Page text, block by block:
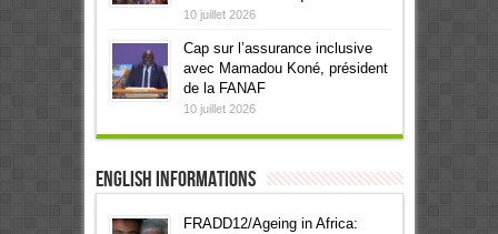
10 juillet 2026
Cap sur l’assurance inclusive
avec Mamadou Koné, président
de la FANAF
10 juillet 2026
English informations
FRADD12/Ageing in Africa: